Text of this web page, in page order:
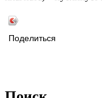
Поделиться